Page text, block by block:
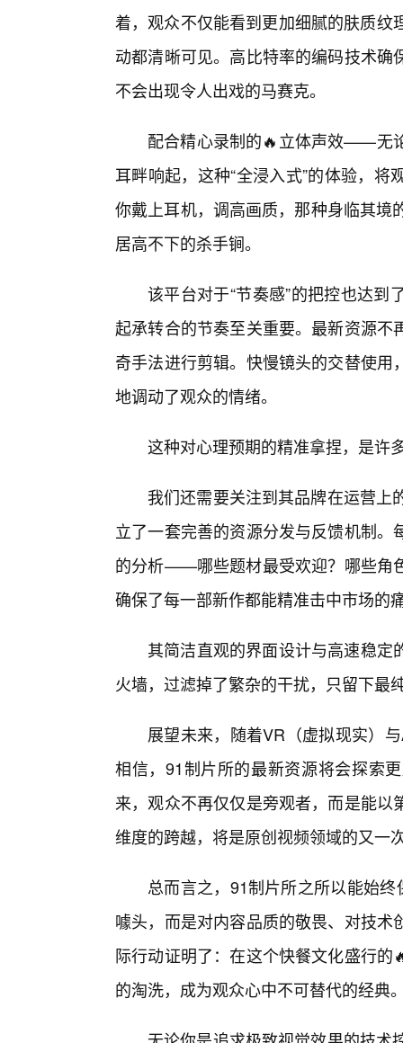
着，观众不仅能看到更加细腻的肤质
动都清晰可见。高比特率的编码技术
不会出现令人出戏的马赛克。
配合精心录制的🔥立体声效——无
耳畔响起，这种“全浸入式”的体验，
你戴上耳机，调高画质，那种身临其
居高不下的杀手锏。
该平台对于“节奏感”的把控也达
起承转合的节奏至关重要。最新资源
奇手法进行剪辑。快慢镜头的交替使
地调动了观众的情绪。
这种对心理预期的精准拿捏，是许
我们还需要关注到其品牌在运营上
立了一套完善的资源分发与反馈机制
的分析——哪些题材最受欢迎？哪些角
确保了每一部新作都能精准击中市场的
其简洁直观的界面设计与高速稳
火墙，过滤掉了繁杂的干扰，只留下最
展望未来，随着VR（虚拟现实）
相信，91制片所的最新资源将会探索
来，观众不再仅仅是旁观者，而是能
维度的跨越，将是原创视频领域的又一
总而言之，91制片所之所以能始
噱头，而是对内容品质的敬畏、对技
际行动证明了：在这个快餐文化盛行
的淘洗，成为观众心中不可替代的经典